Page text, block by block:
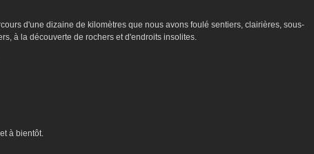
d'une dizaine de kilomètres que nous avons foulé sentiers, clairières, sous-
à la découverte de rochers et d'endroits insolites.
à bientôt.